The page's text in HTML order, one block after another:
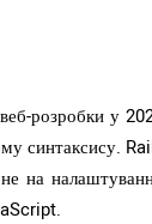
розробки у
синтаксису.
на